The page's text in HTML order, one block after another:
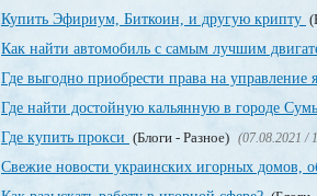
Купить Эфириум, Биткоин, и другую крипту
Как найти автомобиль с самым лучшим
Где выгодно приобрести права на управление
Где найти достойную кальянную в городе
Где купить прокси (Блоги - Разное) (07.08.2021 /
Свежие новости украинских игорных домов,